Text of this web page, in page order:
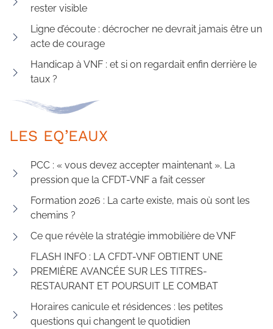
rester visible
Ligne d’écoute : décrocher ne devrait jamais être un
acte de courage
Handicap à VNF : et si on regardait enfin derrière le
taux ?
LES EQ’EAUX
PCC : « vous devez accepter maintenant ». La
pression que la CFDT-VNF a fait cesser
Formation 2026 : La carte existe, mais où sont les
chemins ?
Ce que révèle la stratégie immobilière de VNF
FLASH INFO : LA CFDT-VNF OBTIENT UNE
PREMIÈRE AVANCÉE SUR LES TITRES-
RESTAURANT ET POURSUIT LE COMBAT
Horaires canicule et résidences : les petites
questions qui changent le quotidien